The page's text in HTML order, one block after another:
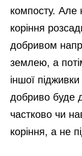
компосту. Але
коріння
добривом
землею, а
іншої
добриво буде
частково чи
коріння, а не